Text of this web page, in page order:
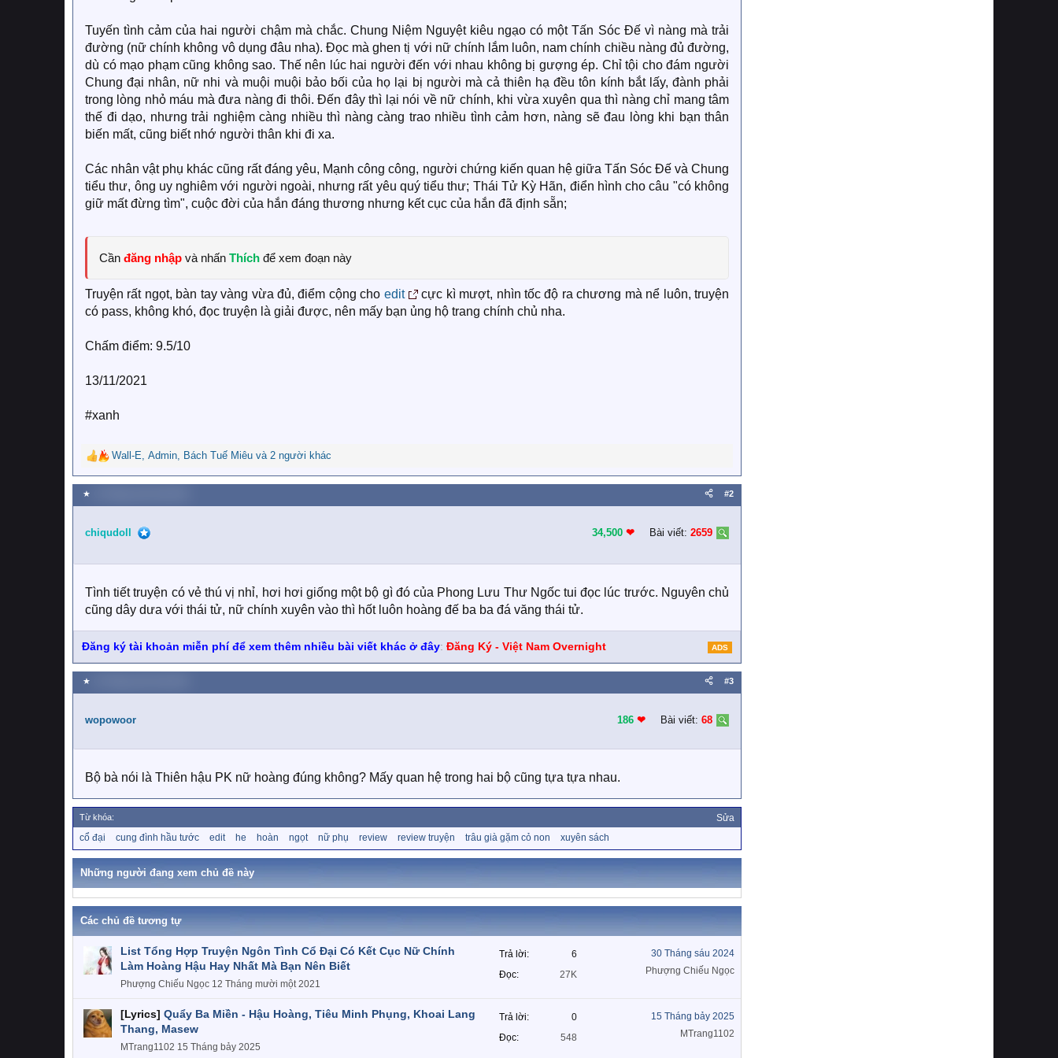
Tuyến tình cảm của hai người chậm mà chắc. Chung Niệm Nguyệt kiêu ngạo có một Tấn Sóc Đế vì nàng mà trải
đường (nữ chính không vô dụng đâu nha). Đọc mà ghen tị với nữ chính lắm luôn, nam chính chiều nàng đủ đường,
dù có mạo phạm cũng không sao. Thế nên lúc hai người đến với nhau không bị gượng ép. Chỉ tội cho đám người
Chung đại nhân, nữ nhi và muội muội bảo bối của họ lại bị người mà cả thiên hạ đều tôn kính bắt lấy, đành phải
trong lòng nhỏ máu mà đưa nàng đi thôi. Đến đây thì lại nói về nữ chính, khi vừa xuyên qua thì nàng chỉ mang tâm
thế đi dạo, nhưng trải nghiệm càng nhiều thì nàng càng trao nhiều tình cảm hơn, nàng sẽ đau lòng khi bạn thân
biến mất, cũng biết nhớ người thân khi đi xa.
Các nhân vật phụ khác cũng rất đáng yêu, Mạnh công công, người chứng kiến quan hệ giữa Tấn Sóc Đế và Chung
tiểu thư, ông uy nghiêm với người ngoài, nhưng rất yêu quý tiểu thư; Thái Tử Kỳ Hãn, điển hình cho câu "có không
giữ mất đừng tìm", cuộc đời của hắn đáng thương nhưng kết cục của hắn đã định sẵn;
Cần đăng nhập và nhấn Thích để xem đoạn này
Truyện rất ngọt, bàn tay vàng vừa đủ, điểm cộng cho edit
cực kì mượt, nhìn tốc độ ra chương mà nể luôn, truyện
có pass, không khó, đọc truyện là giải được, nên mấy bạn ủng hộ trang chính chủ nha.
Chấm điểm: 9.5/10
13/11/2021
#xanh
R
e
a
c
i
:
Wall-E, Admin, Bách Tuế Miêu và 2 người khác
★ #2
chiqudoll 34,500 ❤︎ Bài viết: 2659
Tình tiết truyện có vẻ thú vị nhỉ, hơi hơi giống một bộ gì đó của Phong Lưu Thư Ngốc tui đọc lúc trước. Nguyên chủ
cũng dây dưa với thái tử, nữ chính xuyên vào thì hốt luôn hoàng đế ba ba đá văng thái tử.
Đăng ký tài khoản miễn phí để xem thêm nhiều bài viết khác ở đây: Đăng Ký - Việt Nam Overnight ADS
★ #3
wopowoor 186 ❤︎ Bài viết: 68
Bộ bà nói là Thiên hậu PK nữ hoàng đúng không? Mấy quan hệ trong hai bộ cũng tựa tựa nhau.
Từ khóa: Sửa
ừ
k
cổ đại cung đình hầu tước edit he hoàn ngọt nữ phụ review review truyện trâu già gặm cỏ non xuyên sách
Những người đang xem chủ đề này
Các chủ đề tương tự
List Tổng Hợp Truyện Ngôn Tình Cổ Đại Có Kết Cục Nữ Chính
Làm Hoàng Hậu Hay Nhất Mà Bạn Nên Biết
Phượng Chiếu Ngọc 12 Tháng mười một 2021
Trả lời
6
Đọc
27K
30 Tháng sáu 2024
Phượng Chiếu Ngọc
[Lyrics] Quẩy Ba Miền - Hậu Hoàng, Tiêu Minh Phụng, Khoai Lang
Thang, Masew
MTrang1102 15 Tháng bảy 2025
Trả lời
0
Đọc
548
15 Tháng bảy 2025
MTrang1102